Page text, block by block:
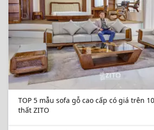
TOP 5 mẫu sofa gỗ cao cấp có giá trên
thất ZITO